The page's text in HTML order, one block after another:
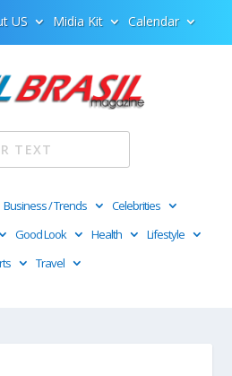
US Midia Kit Calendar
Business / Trends
Celebrities
Good Look Health
Lifestyle
Travel